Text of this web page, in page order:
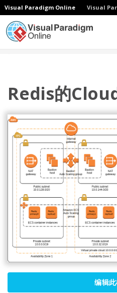
Visual Paradigm Online Visual
Redis的
编辑